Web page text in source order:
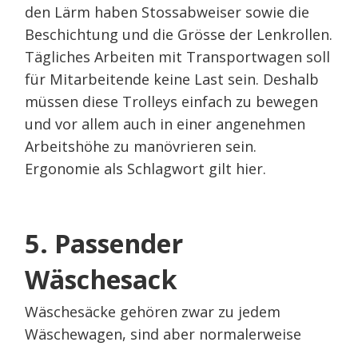
den Lärm haben Stossabweiser sowie die
Beschichtung und die Grösse der Lenkrollen.
Tägliches Arbeiten mit Transportwagen soll
für Mitarbeitende keine Last sein. Deshalb
müssen diese Trolleys einfach zu bewegen
und vor allem auch in einer angenehmen
Arbeitshöhe zu manövrieren sein.
Ergonomie als Schlagwort gilt hier.
5. Passender
Wäschesack
Wäschesäcke gehören zwar zu jedem
Wäschewagen, sind aber normalerweise